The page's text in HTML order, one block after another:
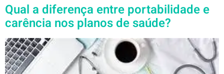
Qual a diferença entre portabilidade e
carência nos planos de saúde?